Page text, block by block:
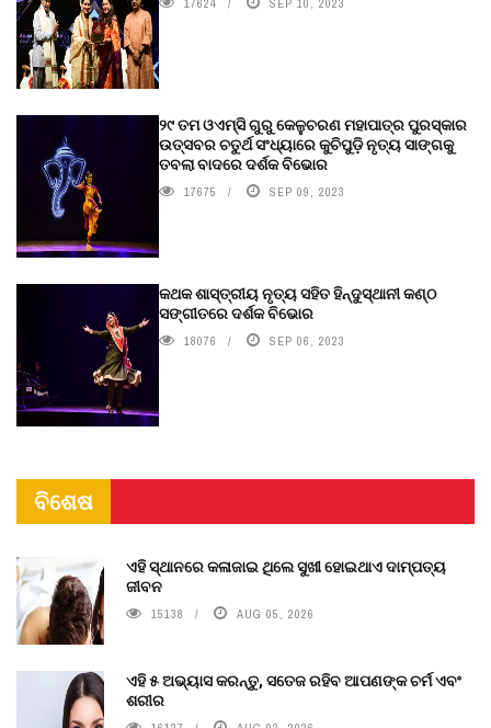
୨୯ ତମ ଓଏମ୍‌ସି ଗୁରୁ କେଳୁଚରଣ ମହାପାତ୍ର ପୁରସ୍କାର
ଉତ୍ସବର ଚତୁର୍ଥ ସଂଧ୍ୟାରେ କୁଚିପୁଡ଼ି ନୃତ୍ୟ ସାଙ୍ଗକୁ
ତବଲା ବାଦରେ ଦର୍ଶକ ବିଭୋର
17675 SEP 09, 2023
କଥକ ଶାସ୍ତ୍ରୀୟ ନୃତ୍ୟ ସହିତ ହିନ୍ଦୁସ୍ଥାନୀ କଣ୍ଠ
ସଙ୍ଗୀତରେ ଦର୍ଶକ ବିଭୋର
18076 SEP 06, 2023
ବିଶେଷ
ଏହି ସ୍ଥାନରେ କଳାଜାଇ ଥିଲେ ସୁଖୀ ହୋଇଥାଏ ଦାମ୍ପତ୍ୟ
ଜୀବନ
15138 AUG 05, 2026
ଏହି ୫ ଅଭ୍ୟାସ କରନ୍ତୁ, ସତେଜ ରହିବ ଆପଣଙ୍କ ଚର୍ମ ଏବଂ
ଶରୀର